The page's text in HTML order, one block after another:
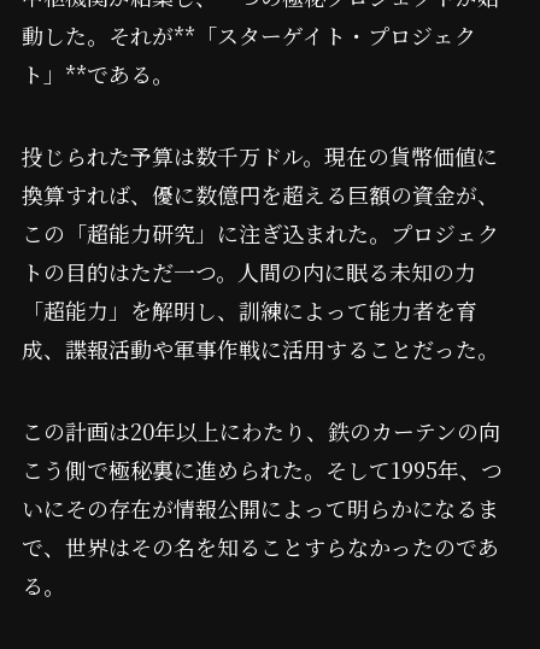
動した。それが**「スターゲイト・プロジェク
ト」**である。
投じられた予算は数千万ドル。現在の貨幣価値に
換算すれば、優に数億円を超える巨額の資金が、
この「超能力研究」に注ぎ込まれた。プロジェク
トの目的はただ一つ。人間の内に眠る未知の力
「超能力」を解明し、訓練によって能力者を育
成、諜報活動や軍事作戦に活用することだった。
この計画は20年以上にわたり、鉄のカーテンの向
こう側で極秘裏に進められた。そして1995年、つ
いにその存在が情報公開によって明らかになるま
で、世界はその名を知ることすらなかったのであ
る。